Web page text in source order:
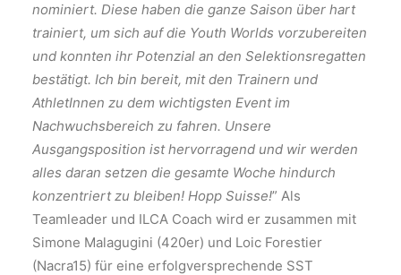
nominiert. Diese haben die ganze Saison über hart
trainiert, um sich auf die Youth Worlds vorzubereiten
und konnten ihr Potenzial an den Selektionsregatten
bestätigt. Ich bin bereit, mit den Trainern und
AthletInnen zu dem wichtigsten Event im
Nachwuchsbereich zu fahren. Unsere
Ausgangsposition ist hervorragend und wir werden
alles daran setzen die gesamte Woche hindurch
konzentriert zu bleiben! Hopp Suisse!” Als
Teamleader und ILCA Coach wird er zusammen mit
Simone Malagugini (420er) und Loic Forestier
(Nacra15) für eine erfolgversprechende SST